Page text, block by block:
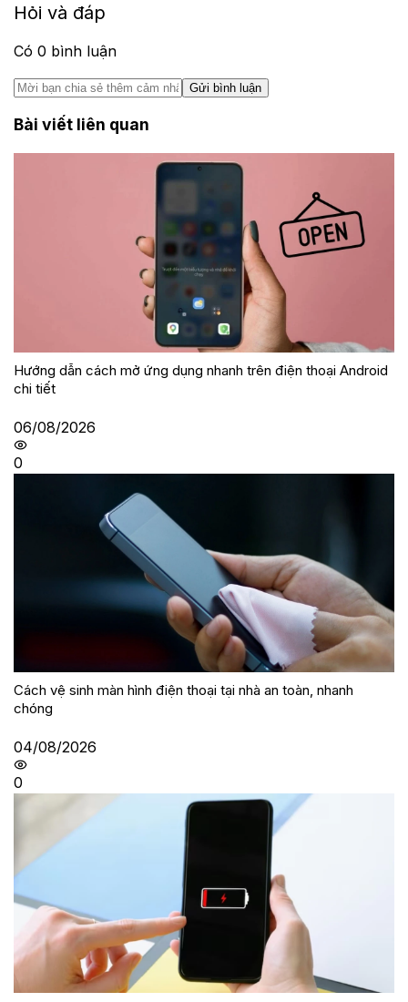
Hỏi và đáp
Có 0 bình luận
Gửi bình luận
Bài viết liên quan
Hướng dẫn cách mở ứng dụng nhanh trên điện thoại Android
chi tiết
06/08/2026
0
Cách vệ sinh màn hình điện thoại tại nhà an toàn, nhanh
chóng
04/08/2026
0